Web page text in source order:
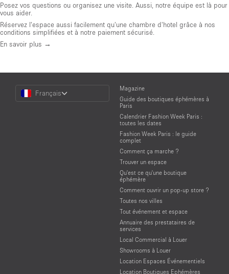
Posez vos questions ou organisez une visite. Aussi, notre équipe est là pour
vous aider.
Réservez l'espace aussi facilement qu'une chambre d'hotel grâce à nos
conditions simplifiées et à notre paiement sécurisé.
En savoir plus →
Choose
Language
Français
Magazine
Guide des boutiques éphémères à
Paris
Calendrier Fashion Week Paris :
toutes les dates
Fashion Week Paris : le guide
complet
Comment ça marche ?
Trouver un espace
Qu'est ce qu'une boutique
éphémère
Comment ouvrir un pop-up store ?
Toutes nos villes
Tout événement et espace
Annuaire des prestataires de
services
Local Commercial à Louer
Showrooms à Louer
Location Espaces Événementiels
Location Boutiques Ephémères